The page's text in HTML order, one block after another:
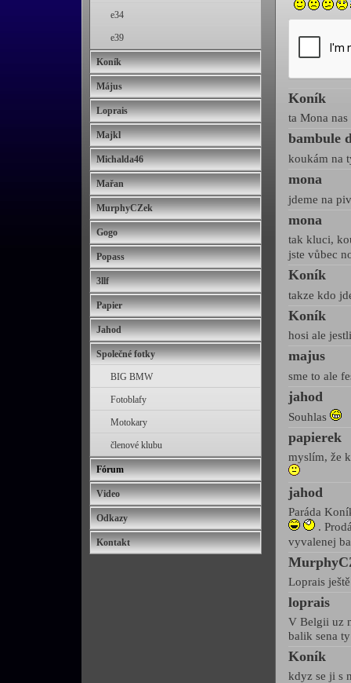
Koník
ta Mona
bambule
koukám na
mona
jdeme na
mona
tak kluci,
jste vůbec
Koník
takze kdo
Koník
hosi ale
majus
sme to ale
jahod
Souhlas
papierek
myslím, že
jahod
Paráda
.
vyvalenej
Loprais
loprais
V Belgii uz
balik sena
Koník
kdyz se ji s
e34
e39
Koník
Május
Loprais
Majkl
Michalda46
Mařan
MurphyCZek
Gogo
Popass
3llf
Papier
Jahod
Společné fotky
BIG BMW
Fotoblafy
Motokary
členové klubu
Fórum
Video
Odkazy
Kontakt